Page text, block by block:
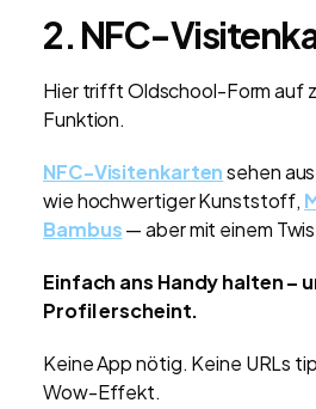
2. NFC-
Hier trifft Oldschool-Form auf
Funktion.
NFC-Visitenkartensehen
wie hochwertiger Kunststoff,
Bambus— aber mit einem
Einfach ans Handy halten –
Profil erscheint.
Keine App nötig. Keine URLs
Wow-Effekt.